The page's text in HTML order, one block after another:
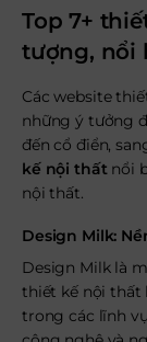
Top 7+
tượng, nổi
Các website
những ý tưởng
đến cổ điển,
kế nội thấtnổi
nội thất.
Design Milk:
Design Milk là
thiết kế nội thất
trong các lĩnh